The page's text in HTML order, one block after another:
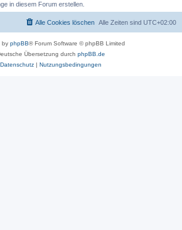
in diesem Forum erstellen.
Alle Zeiten sind UTC+02:00
Alle Cookies löschen
by phpBB® Forum Software © phpBB Limited
Übersetzung durch phpBB.de
Datenschutz| Nutzungsbedingungen